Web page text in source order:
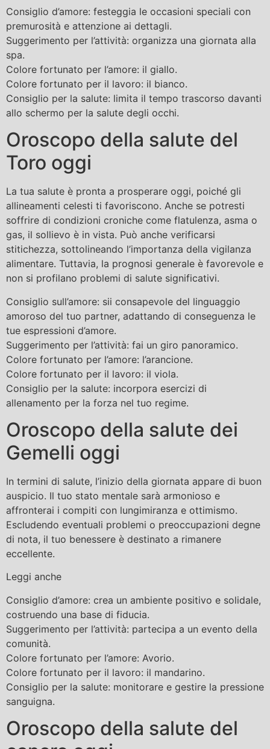
Consiglio d’amore: festeggia le occasioni speciali con
premurosità e attenzione ai dettagli.
Suggerimento per l’attività: organizza una giornata alla
spa.
Colore fortunato per l’amore: il giallo.
Colore fortunato per il lavoro: il bianco.
Consiglio per la salute: limita il tempo trascorso davanti
allo schermo per la salute degli occhi.
Oroscopo della salute del
Toro oggi
La tua salute è pronta a prosperare oggi, poiché gli
allineamenti celesti ti favoriscono. Anche se potresti
soffrire di condizioni croniche come flatulenza, asma o
gas, il sollievo è in vista. Può anche verificarsi
stitichezza, sottolineando l’importanza della vigilanza
alimentare. Tuttavia, la prognosi generale è favorevole e
non si profilano problemi di salute significativi.
Consiglio sull’amore: sii consapevole del linguaggio
amoroso del tuo partner, adattando di conseguenza le
tue espressioni d’amore.
Suggerimento per l’attività: fai un giro panoramico.
Colore fortunato per l’amore: l’arancione.
Colore fortunato per il lavoro: il viola.
Consiglio per la salute: incorpora esercizi di
allenamento per la forza nel tuo regime.
Oroscopo della salute dei
Gemelli oggi
In termini di salute, l’inizio della giornata appare di buon
auspicio. Il tuo stato mentale sarà armonioso e
affronterai i compiti con lungimiranza e ottimismo.
Escludendo eventuali problemi o preoccupazioni degne
di nota, il tuo benessere è destinato a rimanere
eccellente.
Leggi anche
Consiglio d’amore: crea un ambiente positivo e solidale,
costruendo una base di fiducia.
Suggerimento per l’attività: partecipa a un evento della
comunità.
Colore fortunato per l’amore: Avorio.
Colore fortunato per il lavoro: il mandarino.
Consiglio per la salute: monitorare e gestire la pressione
sanguigna.
Oroscopo della salute del